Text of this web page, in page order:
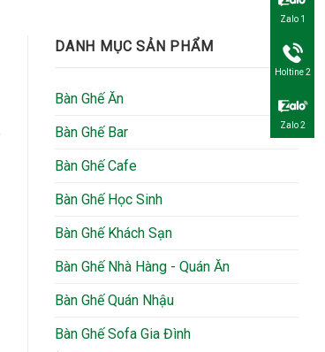
DANH MỤC SẢN PHẨM
Bàn Ghế Ăn
Bàn Ghế Bar
Bàn Ghế Cafe
Bàn Ghế Học Sinh
Bàn Ghế Khách Sạn
Bàn Ghế Nhà Hàng - Quán Ăn
Bàn Ghế Quán Nhậu
Bàn Ghế Sofa Gia Đình
Zalo 1
Holtine 2
Zalo 2